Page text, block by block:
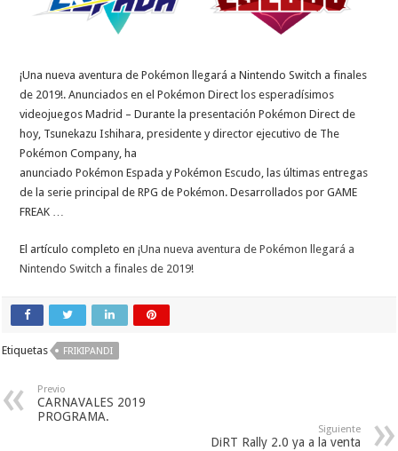
¡Una nueva aventura de Pokémon llegará a Nintendo Switch a finales
de 2019!. Anunciados en el Pokémon Direct los esperadísimos
videojuegos Madrid – Durante la presentación Pokémon Direct de
hoy, Tsunekazu Ishihara, presidente y director ejecutivo de The
Pokémon Company, ha
anunciado Pokémon Espada y Pokémon Escudo, las últimas entregas
de la serie principal de RPG de Pokémon. Desarrollados por GAME
FREAK …
El artículo completo en¡Una nueva aventura de Pokémon llegará a
Nintendo Switch a finales de 2019!
Etiquetas FRIKIPANDI
Previo
CARNAVALES 2019
PROGRAMA.
Siguiente
DiRT Rally 2.0 ya a la venta